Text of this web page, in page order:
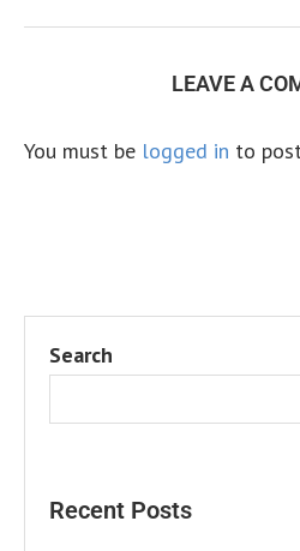
LEAVE A
You must be logged in to
Search
Recent Posts